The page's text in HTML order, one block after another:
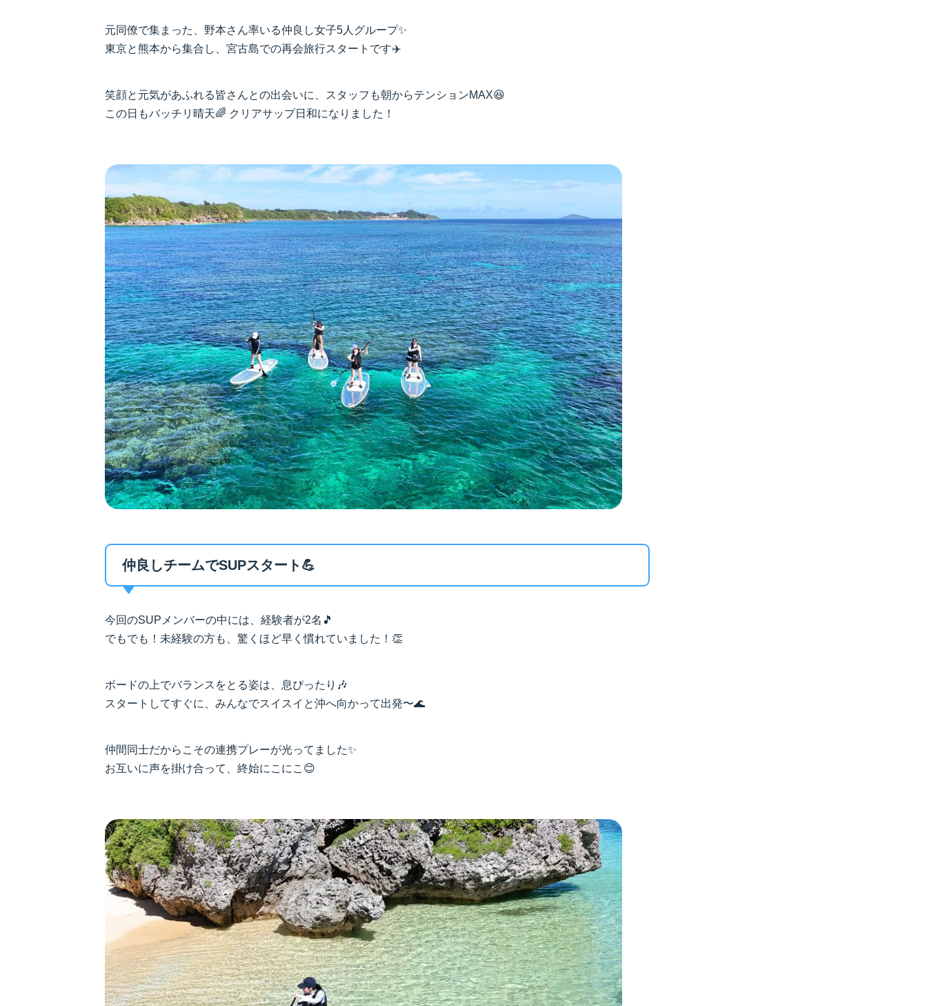
元同僚で集まった、野本さん率いる仲良し女子5人グループ✨
東京と熊本から集合し、宮古島での再会旅行スタートです✈️
笑顔と元気があふれる皆さんとの出会いに、スタッフも朝からテンションMAX😆
この日もバッチリ晴天🌈 クリアサップ日和になりました！
仲良しチームでSUPスタート💪
今回のSUPメンバーの中には、経験者が2名🎵
でもでも！未経験の方も、驚くほど早く慣れていました！👏
ボードの上でバランスをとる姿は、息ぴったり🎶
スタートしてすぐに、みんなでスイスイと沖へ向かって出発〜🌊
仲間同士だからこその連携プレーが光ってました✨
お互いに声を掛け合って、終始にこにこ😊